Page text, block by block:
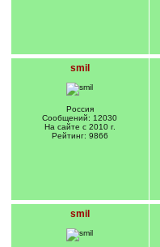
smil
Россия
Сообщений: 12030
На сайте с 2010 г.
Рейтинг: 9866
smil